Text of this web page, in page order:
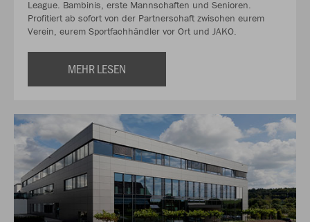
League. Bambinis, erste Mannschaften und Senioren.
Profitiert ab sofort von der Partnerschaft zwischen eurem
Verein, eurem Sportfachhändler vor Ort und JAKO.
MEHR LESEN